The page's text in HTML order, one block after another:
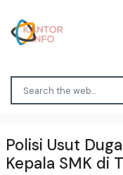
Polisi Usut
Kepala SMK di